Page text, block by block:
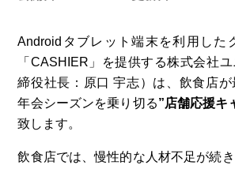
Androidタブレット端末を利用した
「CASHIER」を提供する株式会社
締役社長：原口 宇志）は、飲食店
年会シーズンを乗り切る”店舗応援キ
致します。
飲食店では、慢性的な人材不足が続